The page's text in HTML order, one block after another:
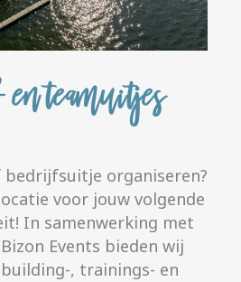
teamuitjes
bedrijfsuitje organiseren?
voor jouw volgende
In samenwerking met
Events bieden wij
, trainings- en